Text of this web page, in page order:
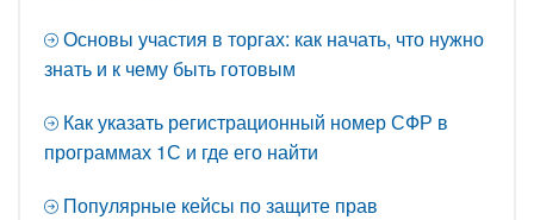
Основы участия в торгах: как начать, что нужно
знать и к чему быть готовым
Как указать регистрационный номер СФР в
программах 1С и где его найти
Популярные кейсы по защите прав